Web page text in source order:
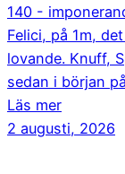
140 -
Felici, på 1m,
lovande. Knuff,
sedan i början
Läs mer
2 augusti, 2026